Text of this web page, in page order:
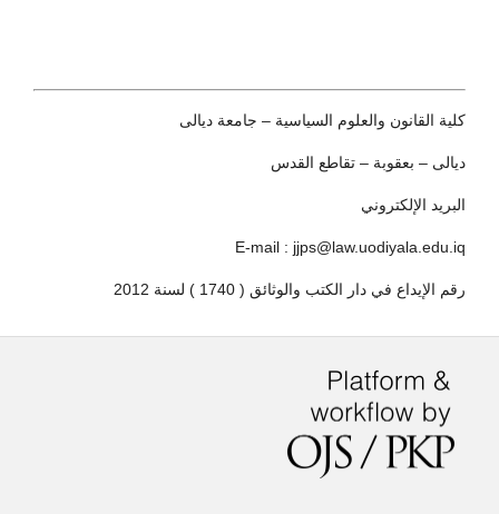
كلية القانون والعلوم السياسية – جامعة ديالى
ديالى – بعقوبة – تقاطع القدس
البريد الإلكتروني
E-mail : jjps@law.uodiyala.edu.iq
رقم الإيداع في دار الكتب والوثائق ( 1740 ) لسنة 2012